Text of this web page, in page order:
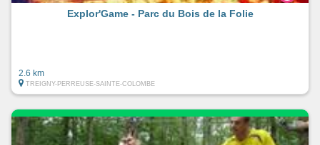
Explor'Game - Parc du Bois de la Folie
2.6 km
TREIGNY-PERREUSE-SAINTE-COLOMBE